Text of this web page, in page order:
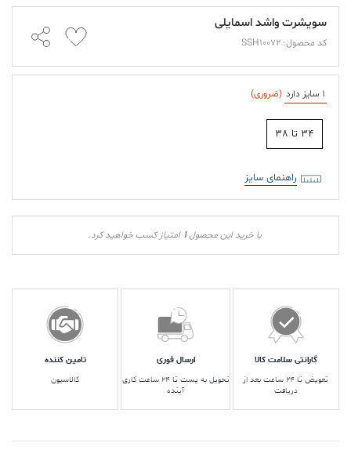
سویشرت واشد اسمایلی
کد محصول: SSH10072
1 سایز دارد (ضروری)
34 تا 38
راهنمای سایز
با خرید این محصول1 امتیاز کسب خواهید کرد.
گارانتی سلامت کالا
تعویض تا ۲۴ ساعت بعد از
دریافت
ارسال فوری
تحویل به پست تا ۲۴ ساعت کاری
آینده
تامین کننده
کالاسیون